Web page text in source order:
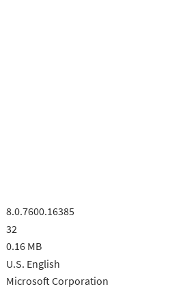
8.0.7600.16385
32
0.16 MB
U.S. English
Microsoft Corporation